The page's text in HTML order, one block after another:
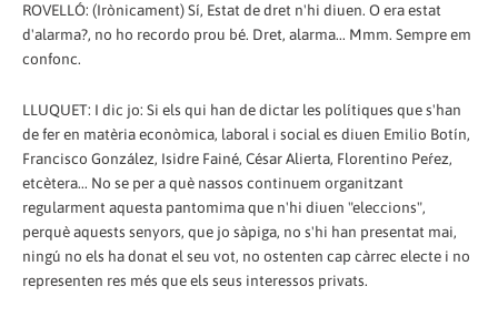
ROVELLÓ: (Irònicament) Sí, Estat de dret n'hi diuen. O era estat
d'alarma?, no ho recordo prou bé. Dret, alarma... Mmm. Sempre em
confonc.
LLUQUET: I dic jo: Si els qui han de dictar les polítiques que s'han
de fer en matèria econòmica, laboral i social es diuen Emilio Botín,
Francisco González, Isidre Fainé, César Alierta, Florentino Peŕez,
etcètera... No se per a què nassos continuem organitzant
regularment aquesta pantomima que n'hi diuen "eleccions",
perquè aquests senyors, que jo sàpiga, no s'hi han presentat mai,
ningú no els ha donat el seu vot, no ostenten cap càrrec electe i no
representen res més que els seus interessos privats.